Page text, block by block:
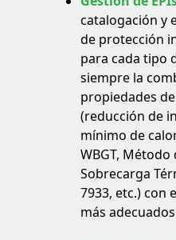
catalogación y
de protección
para cada tipo
siempre la
propiedades
(reducción de
mínimo de
WBGT,
Sobrecarga
7933, etc.) con
más